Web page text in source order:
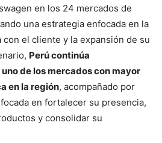
en los 24 mercados de
una estrategia enfocada en la
con el cliente y la expansión de su
Perú continúa
de los mercados con mayor
en la región, acompañado por
en fortalecer su presencia,
y consolidar su